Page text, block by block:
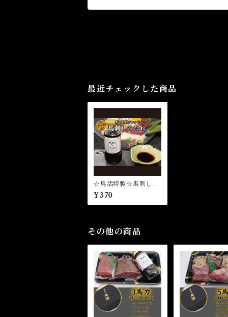
最近チェックした商品
☆馬活特製☆馬刺しの
タレ☆ニンニク風味
¥370
その他の商品